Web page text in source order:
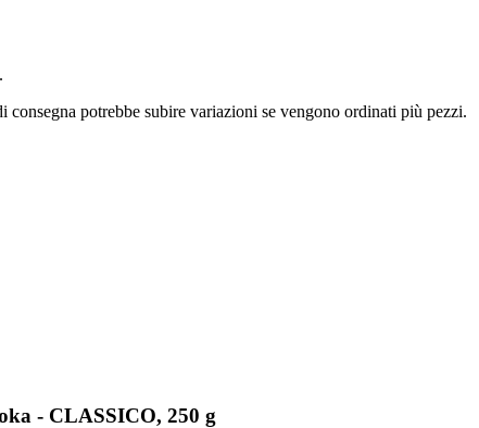
.
potrebbe subire variazioni se vengono ordinati più pezzi.
- CLASSICO, 250 g